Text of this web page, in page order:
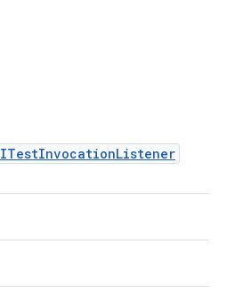
ITestInvocationListener